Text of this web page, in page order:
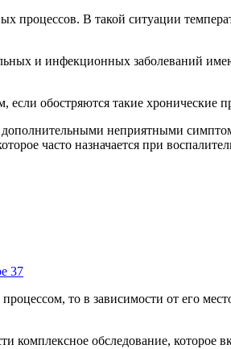
процессов. В такой ситуации
и инфекционных заболеваний
если обостряются такие хронические
неприятными
часто назначается при
37
то в зависимости от его
комплексное обследование, которое